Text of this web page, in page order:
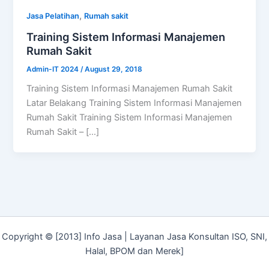
Jasa Pelatihan, Rumah sakit
Training Sistem Informasi Manajemen
Rumah Sakit
Admin-IT 2024 /August 29, 2018
Training Sistem Informasi Manajemen Rumah Sakit
Latar Belakang Training Sistem Informasi Manajemen
Rumah Sakit Training Sistem Informasi Manajemen
Rumah Sakit – […]
Copyright © [2013] Info Jasa | Layanan Jasa Konsultan ISO, SNI,
Halal, BPOM dan Merek]